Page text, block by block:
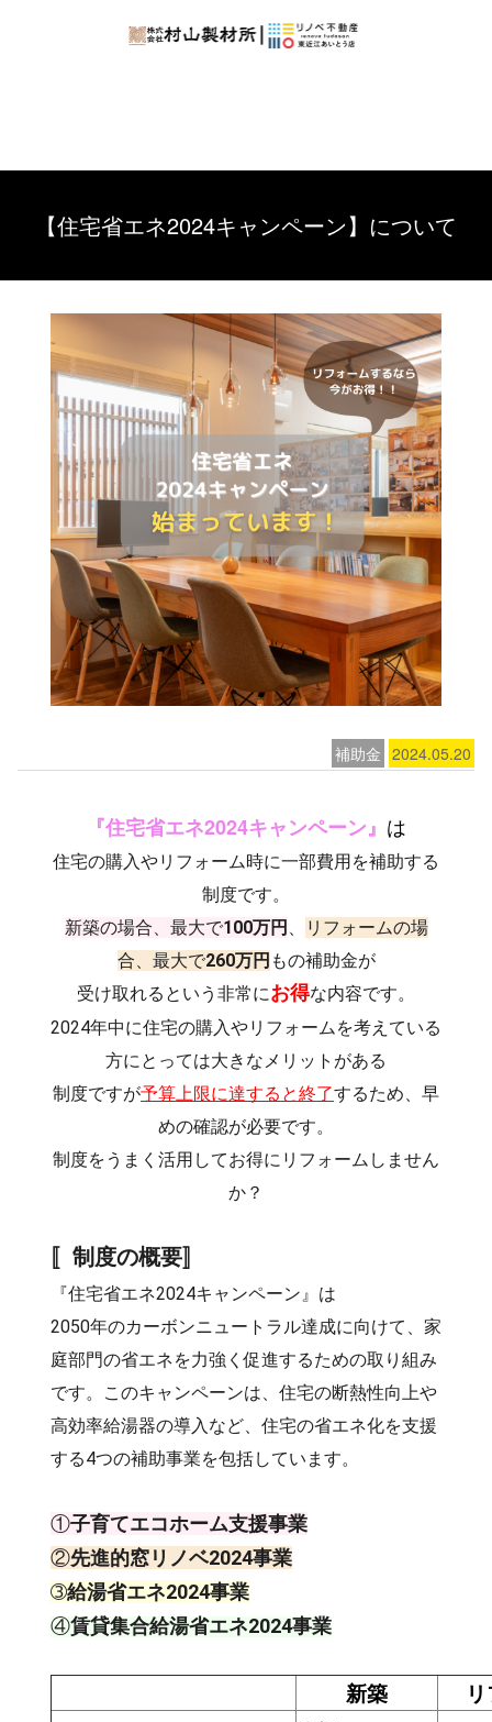
【住宅省エネ2024キャンペーン】について
補助金 2024.05.20
『住宅省エネ2024キャンペーン』 は
住宅の購入やリフォーム時に一部費用を補助する
制度です。
新築の場合、最大で100万円
リフォームの場
合、最大で260万円 もの補助金が
受け取れるという非常にお得な内容です。
2024年中に住宅の購入やリフォームを考えている
方にとっては大きなメリットがある
制度ですが予算上限に達すると終了するため、早
めの確認が必要です。
制度をうまく活用してお得にリフォームしません
か？
〚制度の概要〛
『住宅省エネ2024キャンペーン』は
2050年のカーボンニュートラル達成に向けて、家
庭部門の省エネを力強く促進するための取り組み
です。このキャンペーンは、住宅の断熱性向上や
高効率給湯器の導入など、住宅の省エネ化を支援
する4つの補助事業を包括しています。
①子育てエコホーム支援事業
②先進的窓リノベ2024事業
➂給湯省エネ2024事業
④賃貸集合給湯省エネ2024事業
新築